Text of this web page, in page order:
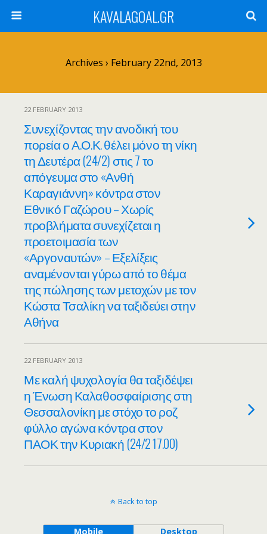
KAVALAGOAL.GR
Archives › February 22nd, 2013
22 FEBRUARY 2013
Συνεχίζοντας την ανοδική του
πορεία ο Α.Ο.Κ. θέλει μόνο τη νίκη
τη Δευτέρα (24/2) στις 7 το
απόγευμα στο «Ανθή
Καραγιάννη» κόντρα στον
Εθνικό Γαζώρου – Χωρίς
προβλήματα συνεχίζεται η
προετοιμασία των
«Αργοναυτών» – Εξελίξεις
αναμένονται γύρω από το θέμα
της πώλησης των μετοχών με τον
Κώστα Τσαλίκη να ταξιδεύει στην
Αθήνα
22 FEBRUARY 2013
Με καλή ψυχολογία θα ταξιδέψει
η Ένωση Καλαθοσφαίρισης στη
Θεσσαλονίκη με στόχο το ροζ
φύλλο αγώνα κόντρα στον
ΠΑΟΚ την Κυριακή (24/2 17.00)
Back to top
Mobile Desktop